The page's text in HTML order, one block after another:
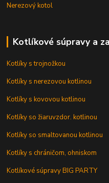
Nerezový kotol
Kotlíkové súpravy a
Kotlíky s trojnožkou
Kotlíky s nerezovou kotlinou
Kotlíky s kovovou kotlinou
Kotlíky so žiaruvzdor. kotlinou
Kotlíky so smaltovanou kotlinou
Kotlíky s chráničom, ohniskom
Kotlíkové súpravy BIG PARTY